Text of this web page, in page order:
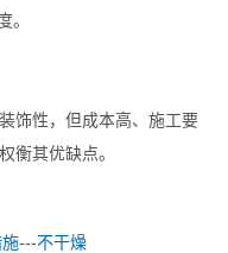
。
饰性，但成本高、施工要
衡其优缺点。
---不干燥